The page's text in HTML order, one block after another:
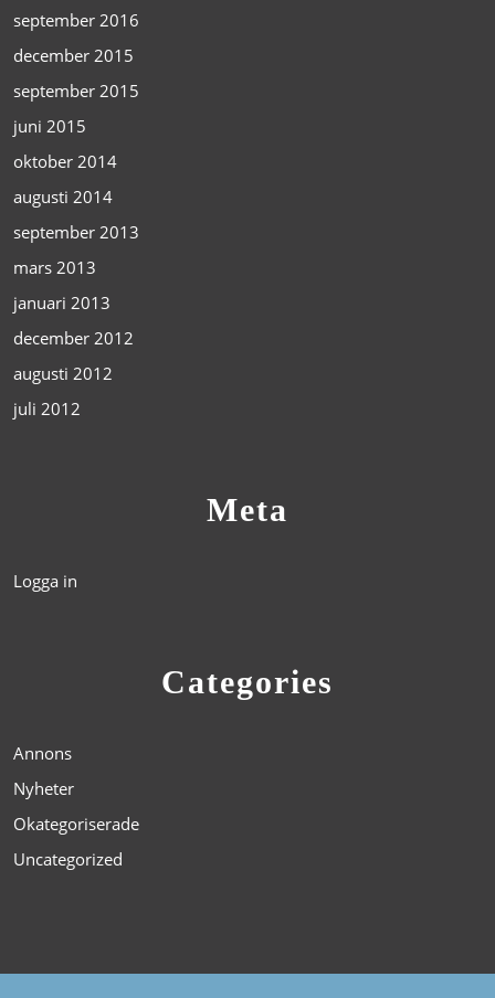
september 2016
december 2015
september 2015
juni 2015
oktober 2014
augusti 2014
september 2013
mars 2013
januari 2013
december 2012
augusti 2012
juli 2012
Meta
Logga in
Categories
Annons
Nyheter
Okategoriserade
Uncategorized